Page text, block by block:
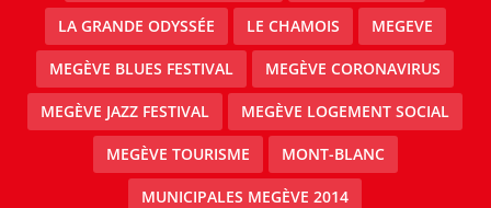
LA GRANDE ODYSSÉE LE CHAMOIS MEGEVE
MEGÈVE BLUES FESTIVAL MEGÈVE CORONAVIRUS
MEGÈVE JAZZ FESTIVAL MEGÈVE LOGEMENT SOCIAL
MEGÈVE TOURISME MONT-BLANC
MUNICIPALES MEGÈVE 2014